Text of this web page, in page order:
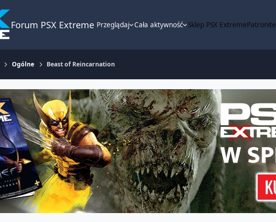
Forum PSX Extreme Przeglądaj Cała aktywność Sklep PSX ExtremePatronite
Ogólne Beast of Reincarnation